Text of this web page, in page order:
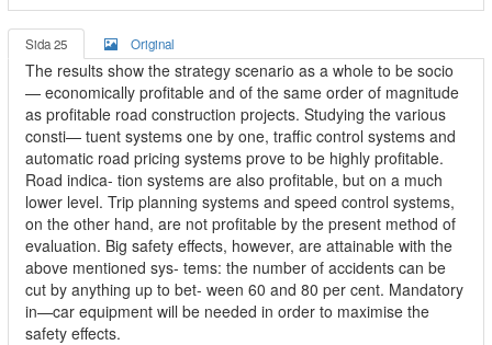
Sida 25 Original
The results show the strategy scenario as a whole to be socio
— economically profitable and of the same order of magnitude
as profitable road construction projects. Studying the various
consti— tuent systems one by one, traffic control systems and
automatic road pricing systems prove to be highly profitable.
Road indica- tion systems are also profitable, but on a much
lower level. Trip planning systems and speed control systems,
on the other hand, are not profitable by the present method of
evaluation. Big safety effects, however, are attainable with the
above mentioned sys- tems: the number of accidents can be
cut by anything up to bet- ween 60 and 80 per cent. Mandatory
in—car equipment will be needed in order to maximise the
safety effects.